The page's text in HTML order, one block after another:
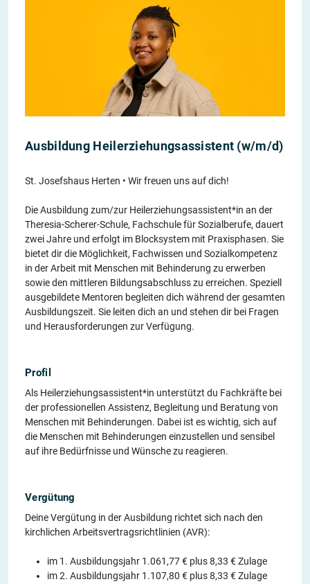
Ausbildung Heilerziehungsassistent (w/m/d)
St. Josefshaus Herten • Wir freuen uns auf dich!
Die Ausbildung zum/zur Heilerziehungsassistent*in an der
Theresia-Scherer-Schule, Fachschule für Sozialberufe, dauert
zwei Jahre und erfolgt im Blocksystem mit Praxisphasen. Sie
bietet dir die Möglichkeit, Fachwissen und Sozialkompetenz
in der Arbeit mit Menschen mit Behinderung zu erwerben
sowie den mittleren Bildungsabschluss zu erreichen. Speziell
ausgebildete Mentoren begleiten dich während der gesamten
Ausbildungszeit. Sie leiten dich an und stehen dir bei Fragen
und Herausforderungen zur Verfügung.
Profil
Als Heilerziehungsassistent*in unterstützt du Fachkräfte bei
der professionellen Assistenz, Begleitung und Beratung von
Menschen mit Behinderungen. Dabei ist es wichtig, sich auf
die Menschen mit Behinderungen einzustellen und sensibel
auf ihre Bedürfnisse und Wünsche zu reagieren.
Vergütung
Deine Vergütung in der Ausbildung richtet sich nach den
kirchlichen Arbeitsvertragsrichtlinien (AVR):
im 1. Ausbildungsjahr 1.061,77 € plus 8,33 € Zulage
im 2. Ausbildungsjahr 1.107,80 € plus 8,33 € Zulage